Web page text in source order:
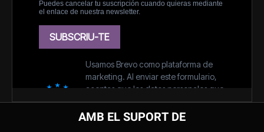
AMB EL SUPORT DE